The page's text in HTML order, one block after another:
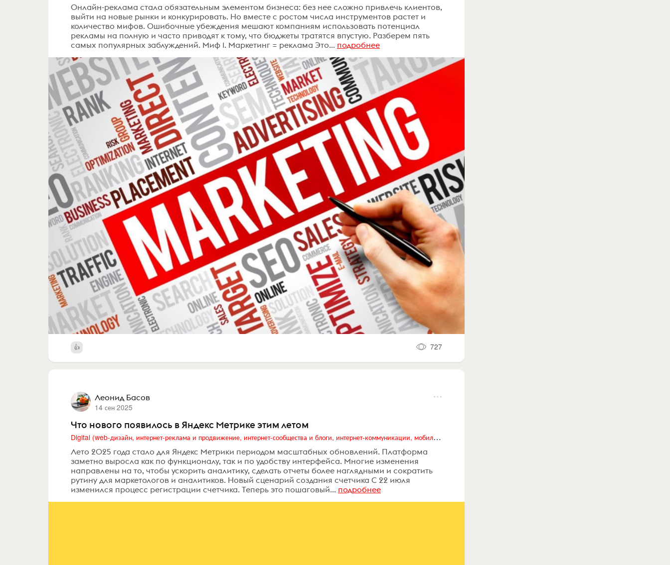
Онлайн-реклама стала обязательным элементом бизнеса: без нее сложно привлечь клиентов,
выйти на новые рынки и конкурировать. Но вместе с ростом числа инструментов растет и
количество мифов. Ошибочные убеждения мешают компаниям использовать потенциал
рекламы на полную и часто приводят к тому, что бюджеты тратятся впустую. Разберем пять
самых популярных заблуждений. Миф 1. Маркетинг = реклама Это... подробнее
727
Леонид Басов
14 сен 2025
Что нового появилось в Яндекс Метрике этим летом
Digital (web-дизайн, интернет-реклама и продвижение, интернет-сообщества и блоги, интернет-коммуникации, мобильный маркетинг, реклама на цифровых экранах)
Лето 2025 года стало для Яндекс Метрики периодом масштабных обновлений. Платформа
заметно выросла как по функционалу, так и по удобству интерфейса. Многие изменения
направлены на то, чтобы ускорить аналитику, сделать отчеты более наглядными и сократить
рутину для маркетологов и аналитиков. Новый сценарий создания счетчика С 22 июля
изменился процесс регистрации счетчика. Теперь это пошаговый... подробнее